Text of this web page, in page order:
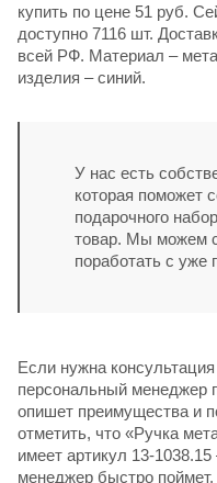
купить по цене 51 руб.
доступно 7116 шт.
всей РФ. Материал –
изделия – синий.
У нас есть
которая поможет
подарочного
товар. Мы можем
поработать с уже
Если нужна
персональный менеджер
опишет преимущества и
отметить, что «Ручка
имеет артикул 13-1038.15
менеджер быстро поймет,